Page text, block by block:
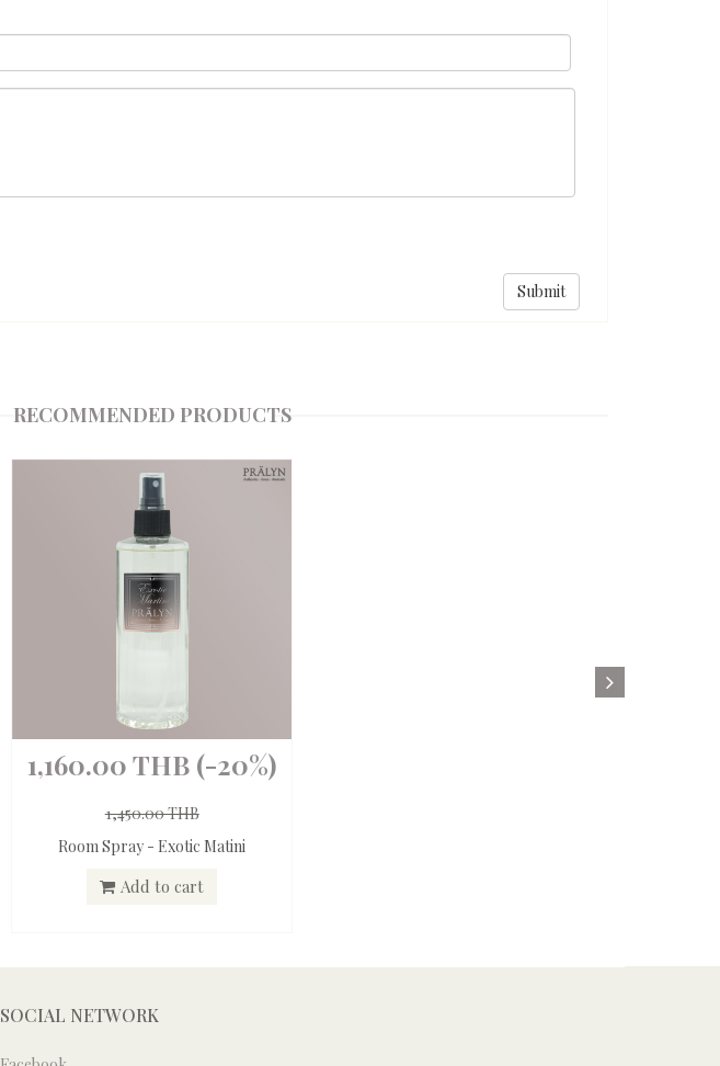
RECOMMENDED PRODUCTS
1,160.00 THB (-20%)
1,450.00 THB
Room Spray - Exotic Matini
Add to cart
SOCIAL NETWORK